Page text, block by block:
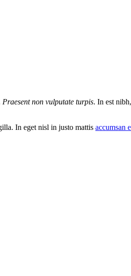
Praesent non vulputate turpis. In est
In eget nisl in justo mattis accumsan